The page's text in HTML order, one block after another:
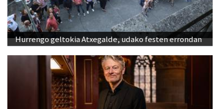
Hurrengo geltokia Atxegalde, udako festen errondan